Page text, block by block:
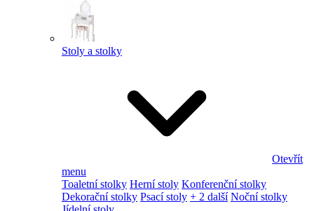
Stoly a stolky
Otevřít
menu
Toaletní stolky Herní stoly Konferenční stolky
Dekorační stolky Psací stoly + 2 další Noční stolky